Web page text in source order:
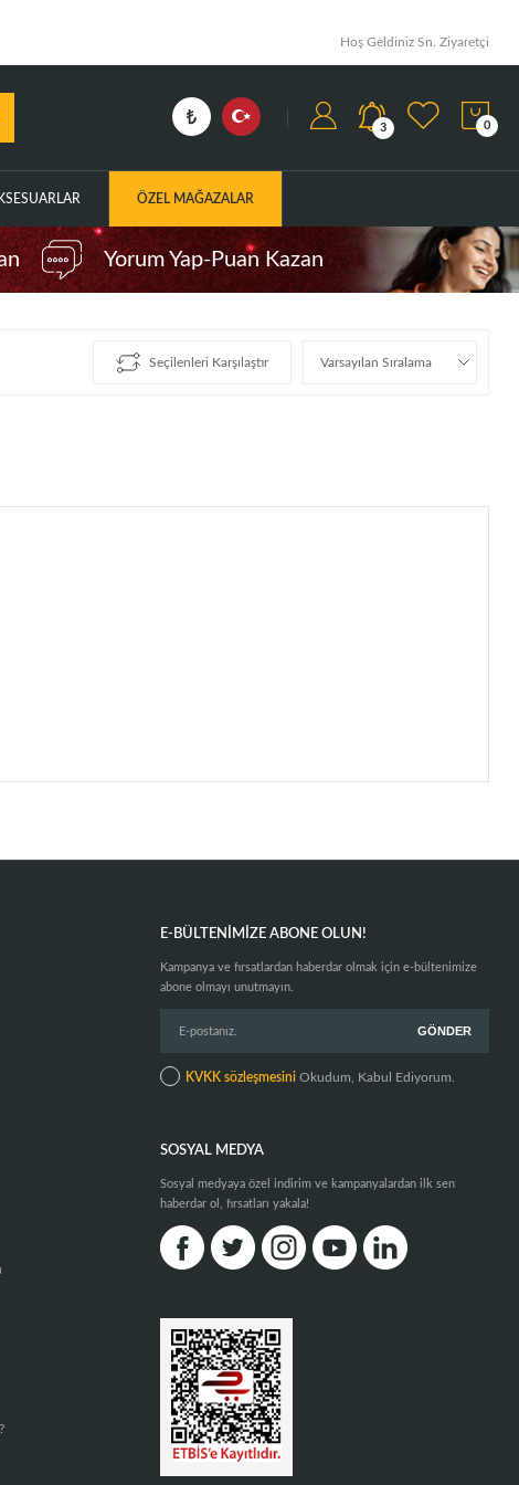
Hoş Geldiniz Sn. Ziyaretçi
3 0
ÖZEL MAĞAZALAR
Yorum Yap-Puan Kazan
Seçilenleri Karşılaştır
E-BÜLTENIMIZE ABONE OLUN!
Kampanya ve fırsatlardan haberdar olmak için e-bültenimize
abone olmayı unutmayın.
KVKK sözleşmesini Okudum, Kabul Ediyorum.
SOSYAL MEDYA
Sosyal medyaya özel indirim ve kampanyalardan ilk sen
haberdar ol, fırsatları yakala!